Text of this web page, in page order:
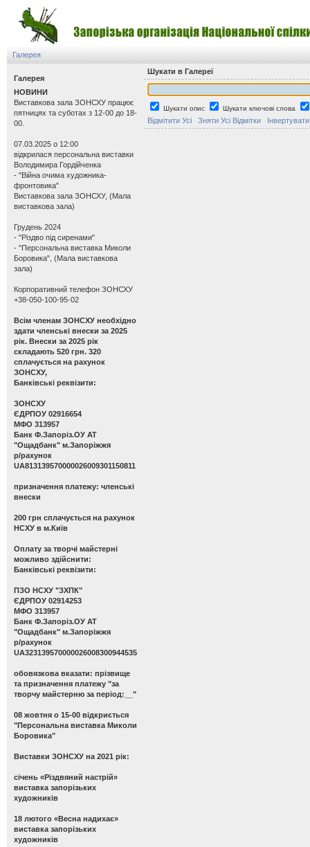
Галерея
Галерея
НОВИНИ
Виставкова зала ЗОНСХУ працює
пятницях та суботах з 12-00 до 18-
00.
07.03.2025 о 12:00
відкрилася персональна виставки
Володимира Гордійченка
- "Війна очима художника-
фронтовика"
Виставкова зала ЗОНСХУ, (Мала
виставкова зала)
Грудень 2024
- "Різдво під сиренами"
- "Персональна виставка Миколи
Боровика", (Мала виставкова
зала)
Корпоративний телефон ЗОНСХУ
+38-050-100-95-02
Всім членам ЗОНСХУ необхідно
здати членські внески за 2025
рік. Внески за 2025 рік
складають 520 грн. 320
сплачується на рахунок
ЗОНСХУ,
Банківські реквізити:
ЗОНСХУ
ЄДРПОУ 02916654
МФО 313957
Банк Ф.Запоріз.ОУ АТ
"Ощадбанк" м.Запоріжжя
р/рахунок
UA813139570000026009301150811
призначення платежу: членські
внески
200 грн сплачується на рахунок
НСХУ в м.Київ
Оплату за творчі майстерні
можливо здійснити:
Банківські реквізити:
ПЗО НСХУ "ЗХПК"
ЄДРПОУ 02914253
МФО 313957
Банк Ф.Запоріз.ОУ АТ
"Ощадбанк" м.Запоріжжя
р/рахунок
UA323139570000026008300944535
обовязкова вказати: прізвище
та призначення платежу "за
творчу майстерню за період:__"
08 жовтня о 15-00 відкриється
"Персональна виставка Миколи
Боровика"
Виставки ЗОНСХУ на 2021 рік:
січень «Різдвяний настрій»
виставка запорізьких
художників
18 лютого «Весна надихає»
виставка запорізьких
художників
Шукати в Галереї
Шукати опис Шукати ключові слова
Відмітити Усі Зняти Усі Відмітки Інвертувати